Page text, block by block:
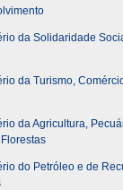
da Solidaridade
da Turismo,
da Agricultura,
do Petróleo e de